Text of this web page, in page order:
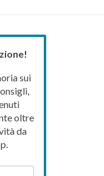
sui
oltre
da